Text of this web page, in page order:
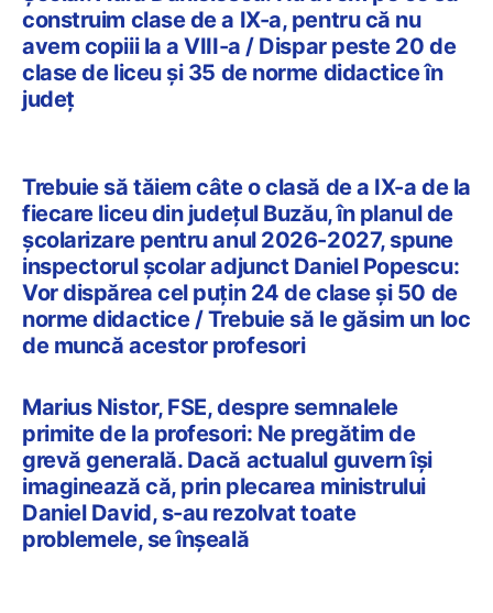
construim clase de a IX-a, pentru că nu
avem copiii la a VIII-a / Dispar peste 20 de
clase de liceu și 35 de norme didactice în
județ
Trebuie să tăiem câte o clasă de a IX-a de la
fiecare liceu din județul Buzău, în planul de
școlarizare pentru anul 2026-2027, spune
inspectorul școlar adjunct Daniel Popescu:
Vor dispărea cel puțin 24 de clase și 50 de
norme didactice / Trebuie să le găsim un loc
de muncă acestor profesori
Marius Nistor, FSE, despre semnalele
primite de la profesori: Ne pregătim de
grevă generală. Dacă actualul guvern îşi
imaginează că, prin plecarea ministrului
Daniel David, s-au rezolvat toate
problemele, se înşeală